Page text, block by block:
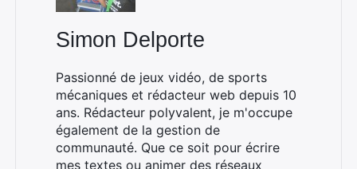
Simon Delporte
Passionné de jeux vidéo, de sports
mécaniques et rédacteur web depuis 10
ans. Rédacteur polyvalent, je m'occupe
également de la gestion de
communauté. Que ce soit pour écrire
mes textes ou animer des réseaux